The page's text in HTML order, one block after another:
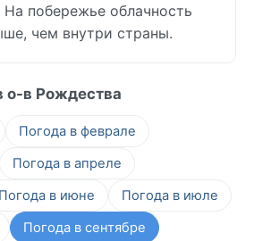
побережье облачность
чем внутри страны.
о-в Рождества
Погода в феврале
Погода в апреле
Погода в июне
Погода в июле
Погода в сентябре